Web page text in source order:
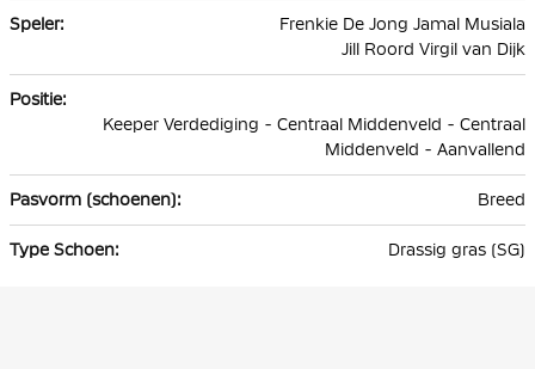
Frenkie De Jong Jamal Musiala
Jill Roord Virgil van Dijk
Keeper Verdediging - Centraal Middenveld - Centraal
Middenveld - Aanvallend
Breed
Drassig gras (SG)